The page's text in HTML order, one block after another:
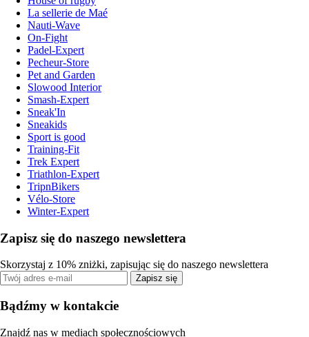
La sellerie de Maé
Nauti-Wave
On-Fight
Padel-Expert
Pecheur-Store
Pet and Garden
Slowood Interior
Smash-Expert
Sneak'In
Sneakids
Sport is good
Training-Fit
Trek Expert
Triathlon-Expert
TripnBikers
Vélo-Store
Winter-Expert
Zapisz się do naszego newslettera
Skorzystaj z 10% zniżki, zapisując się do naszego newslettera
Zapisz się
Bądźmy w kontakcie
Znajdź nas w mediach społecznościowych